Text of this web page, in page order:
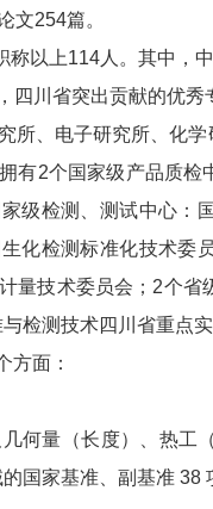
文254篇。
称以上114 人。其中，
四川省突出贡献的优秀
所、电子研究所、化
有2个国家级产品质
级检测、测试中心：
化检测标准化技术委
量技术委员会；2个
检测技术四川省重点
方面：
何量（长度）、热工
国家基准、副基准 38